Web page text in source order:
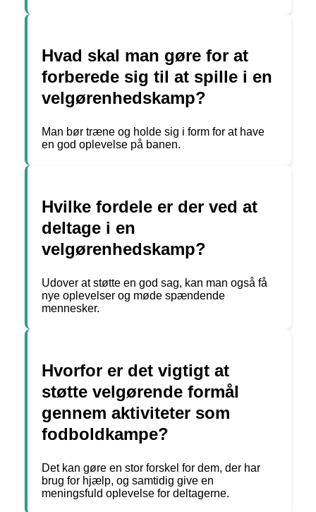
Hvad skal man gøre for at
forberede sig til at spille i en
velgørenhedskamp?
Man bør træne og holde sig i form for at have
en god oplevelse på banen.
Hvilke fordele er der ved at
deltage i en
velgørenhedskamp?
Udover at støtte en god sag, kan man også få
nye oplevelser og møde spændende
mennesker.
Hvorfor er det vigtigt at
støtte velgørende formål
gennem aktiviteter som
fodboldkampe?
Det kan gøre en stor forskel for dem, der har
brug for hjælp, og samtidig give en
meningsfuld oplevelse for deltagerne.